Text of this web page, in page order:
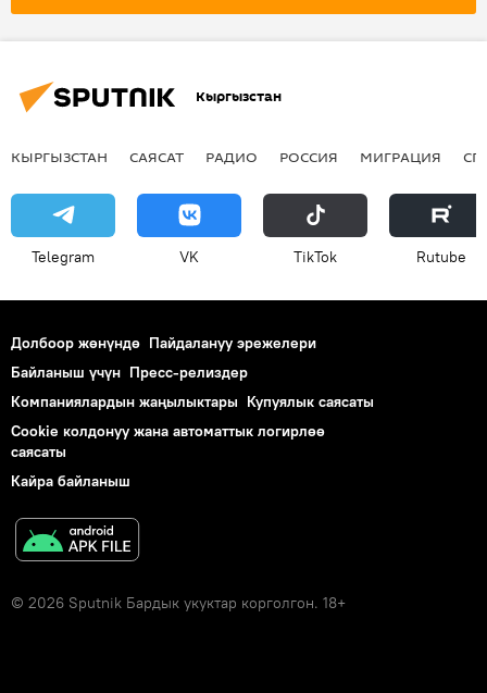
Кыргызстан
КЫРГЫЗСТАН САЯСАТ РАДИО РОССИЯ МИГРАЦИЯ
Telegram VK ТikТоk Rutube
Долбоор жөнүндө Пайдалануу эрежелери
Байланыш үчүн Пресс-релиздер
Компаниялардын жаңылыктары Купуялык саясаты
Cookie колдонуу жана автоматтык логирлөө
саясаты
Кайра байланыш
© 2026 Sputnik Бардык укуктар корголгон. 18+